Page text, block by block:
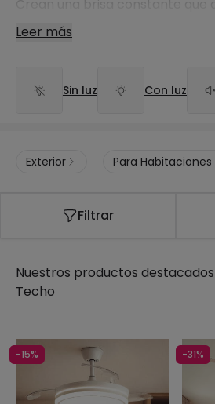
Crean una brisa constante que
ambiente más fresco,
aire y, en muchos casos,
Leer más
Sin luz Con luz
Exterior Para Habitaciones
Filtrar
Nuestros productos
Techo
-15% -31%